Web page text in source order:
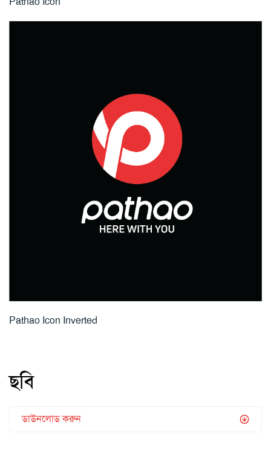
Pathao Icon Inverted
ছবি
ডাউনলোড করুন